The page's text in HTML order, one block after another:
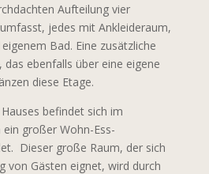
Aufteilung vier
jedes mit Ankleideraum,
Bad. Eine zusätzliche
ebenfalls über eine eigene
diese Etage.
befindet sich im
großer Wohn-Ess-
Dieser große Raum, der sich
von Gästen eignet, wird durch